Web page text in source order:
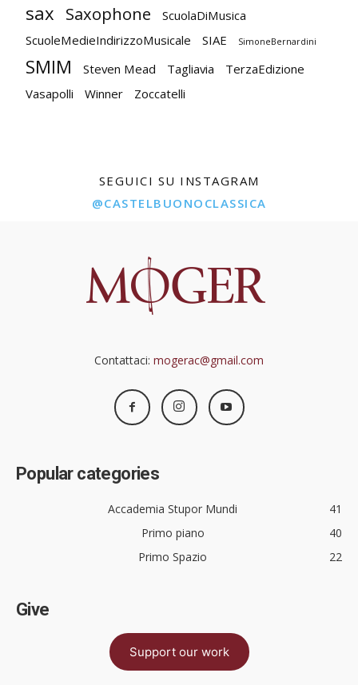
sax Saxophone
ScuolaDiMusica
ScuoleMedieIndirizzoMusicale
SIAE SimoneBernardini
SMIM Steven Mead Tagliavia
TerzaEdizione
Vasapolli
Winner Zoccatelli
SEGUICI SU INSTAGRAM
@CASTELBUONOCLASSICA
Contattaci: mogerac@gmail.com
Popular categories
Accademia Stupor Mundi
41
Primo piano
40
Primo Spazio
22
Give
Support our work